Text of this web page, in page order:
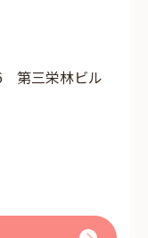
第三栄林ビル